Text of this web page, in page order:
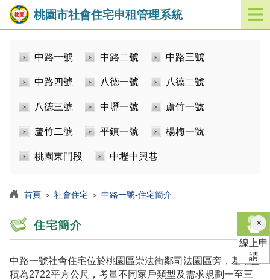
桃園市社會住宅申租管理系統
開
啟
中路一號 中路二號 中路三號
中路四號 八德一號 八德二號
八德三號 中壢一號 蘆竹一號
蘆竹二號 平鎮一號 楊梅一號
桃園東門段 中壢中興巷
首頁 ＞ 社會住宅 ＞ 中路一號-住宅簡介
住宅簡介
中路一號社會住宅位於桃園區崇法街鄰司法園區旁，基地面
積為2722平方公尺，考量不同家戶類型及需求規劃一至三
×關
閉
線上申
請